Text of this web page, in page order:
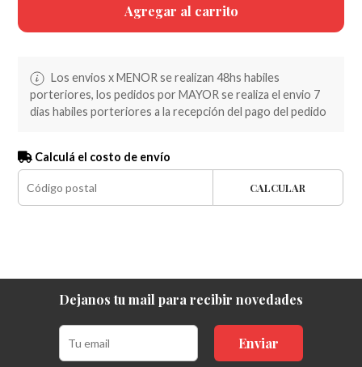
Agregar al carrito
Los envios x MENOR se realizan 48hs habiles
porteriores, los pedidos por MAYOR se realiza el envio 7
dias habiles porteriores a la recepción del pago del pedido
Calculá el costo de envío
CALCULAR
Dejanos tu mail para recibir novedades
Enviar